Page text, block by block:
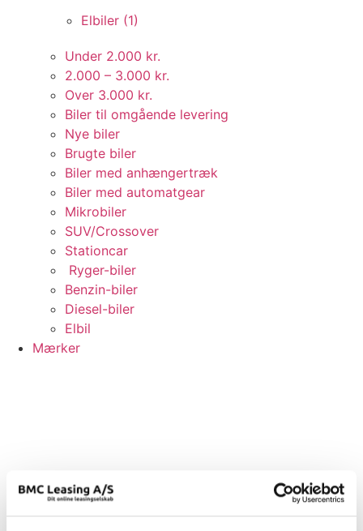
Elbiler (1)
Under 2.000 kr.
2.000 – 3.000 kr.
Over 3.000 kr.
Biler til omgående levering
Nye biler
Brugte biler
Biler med anhængertræk
Biler med automatgear
Mikrobiler
SUV/Crossover
Stationcar
Ryger-biler
Benzin-biler
Diesel-biler
Elbil
Mærker